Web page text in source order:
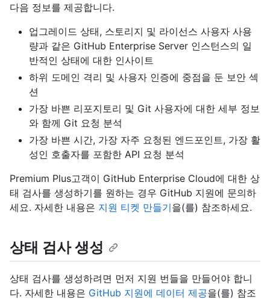
다음 정보를 제공합니다.
업그레이드 상태, 스토리지 및 라이선스 사용자 사용
량과 같은 GitHub Enterprise Server 인스턴스의 일
반적인 상태에 대한 인사이트
하위 도메인 격리 및 사용자 인증에 중점을 둔 보안 섹
션
가장 바쁜 리포지토리 및 Git 사용자에 대한 세부 정보
와 함께 Git 요청 분석
가장 바쁜 시간, 가장 자주 요청된 엔드포인트, 가장 활
성인 호출자를 포함한 API 요청 분석
Premium Plus고객이 GitHub Enterprise Cloud에 대한 상
태 검사를 생성하기를 원하는 경우 GitHub 지원에 문의하
세요. 자세한 내용은 지원 티켓 만들기을(를) 참조하세요.
상태 검사 생성
상태 검사를 생성하려면 먼저 지원 번들을 만들어야 합니
다. 자세한 내용은 GitHub 지원에 데이터 제공을(를) 참조